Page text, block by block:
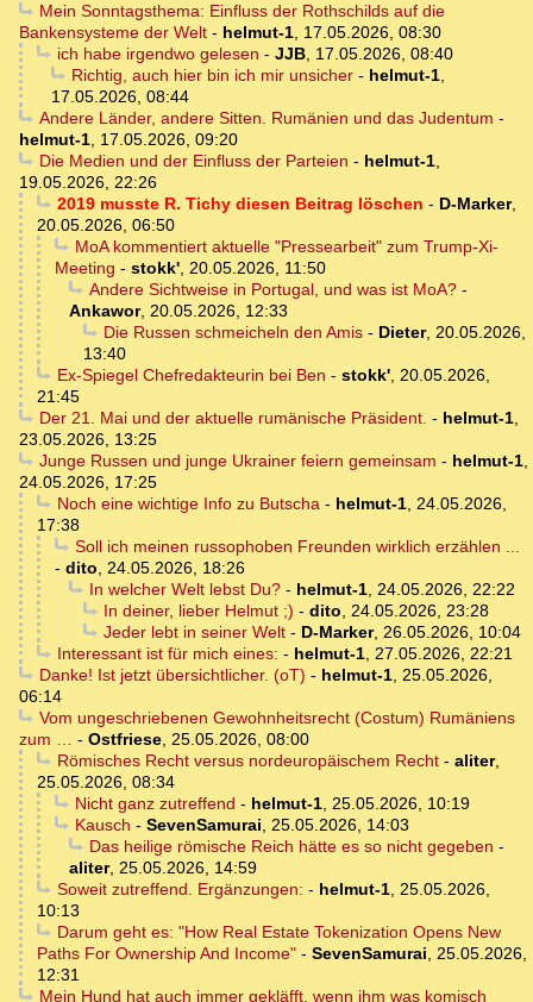
Mein Sonntagsthema: Einfluss der Rothschilds auf die
Bankensysteme der Welt - helmut-1, 17.05.2026, 08:30
ich habe irgendwo gelesen - JJB, 17.05.2026, 08:40
Richtig, auch hier bin ich mir unsicher- helmut-1,
17.05.2026, 08:44
Andere Länder, andere Sitten. Rumänien und das Judentum -
helmut-1, 17.05.2026, 09:20
Die Medien und der Einfluss der Parteien - helmut-1,
19.05.2026, 22:26
2019 musste R. Tichy diesen Beitrag löschen - D-Marker,
20.05.2026, 06:50
MoA kommentiert aktuelle "Pressearbeit" zum Trump-Xi-
Meeting - stokk', 20.05.2026, 11:50
Andere Sichtweise in Portugal, und was ist MoA?-
Ankawor, 20.05.2026, 12:33
Die Russen schmeicheln den Amis- Dieter, 20.05.2026,
13:40
Ex-Spiegel Chefredakteurin bei Ben - stokk', 20.05.2026,
21:45
Der 21. Mai und der aktuelle rumänische Präsident. - helmut-1,
23.05.2026, 13:25
Junge Russen und junge Ukrainer feiern gemeinsam - helmut-1,
24.05.2026, 17:25
Noch eine wichtige Info zu Butscha- helmut-1, 24.05.2026,
17:38
Soll ich meinen russophoben Freunden wirklich erzählen ...
- dito, 24.05.2026, 18:26
In welcher Welt lebst Du?- helmut-1, 24.05.2026, 22:22
In deiner, lieber Helmut ;) - dito, 24.05.2026, 23:28
Jeder lebt in seiner Welt- D-Marker, 26.05.2026, 10:04
Interessant ist für mich eines: - helmut-1, 27.05.2026, 22:21
Danke! Ist jetzt übersichtlicher. (oT) - helmut-1, 25.05.2026,
06:14
Vom ungeschriebenen Gewohnheitsrecht (Costum) Rumäniens
zum … - Ostfriese, 25.05.2026, 08:00
Römisches Recht versus nordeuropäischem Recht- aliter,
25.05.2026, 08:34
Nicht ganz zutreffend - helmut-1, 25.05.2026, 10:19
Kausch - SevenSamurai, 25.05.2026, 14:03
Das heilige römische Reich hätte es so nicht gegeben -
aliter, 25.05.2026, 14:59
Soweit zutreffend. Ergänzungen: - helmut-1, 25.05.2026,
10:13
Darum geht es: "How Real Estate Tokenization Opens New
Paths For Ownership And Income" - SevenSamurai, 25.05.2026,
12:31
Mein Hund hat auch immer gekläfft, wenn ihm was komisch